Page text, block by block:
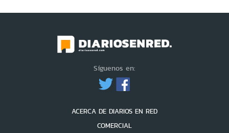
Síguenos en:
ACERCA DE DIARIOS EN RED
COMERCIAL